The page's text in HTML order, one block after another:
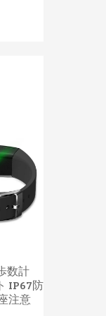
数計
IP67防
注意